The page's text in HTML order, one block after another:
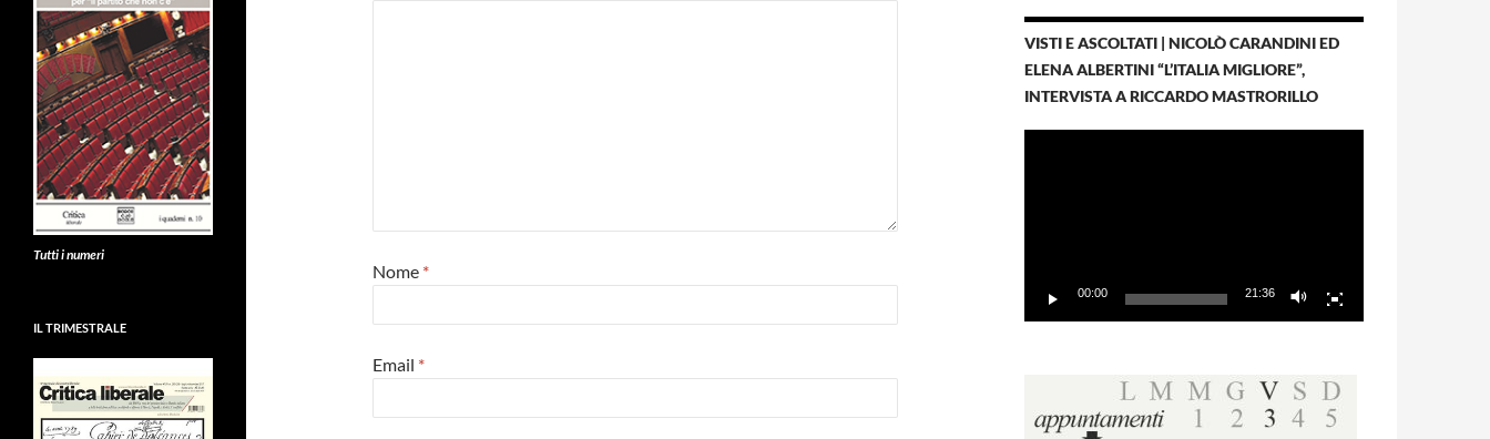
Nome *
Email *
VISTI E ASCOLTATI | NICOLÒ CARANDINI ED
ELENA ALBERTINI “L’ITALIA MIGLIORE”,
INTERVISTA A RICCARDO MASTRORILLO
00:00 21:36
Tutti i numeri
IL TRIMESTRALE